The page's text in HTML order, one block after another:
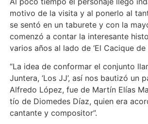
motivo de la visita y al ponerlo al
se sentó en un taburete y con la
comenzó a contar la interesante
varios años al lado de ‘El Cacique de
“La idea de conformar el conjunto
Juntera, ‘Los JJ’, así nos bautizó un
Alfredo López, fue de Martín Elías
tío de Diomedes Díaz, quien era
cantante y compositor”.